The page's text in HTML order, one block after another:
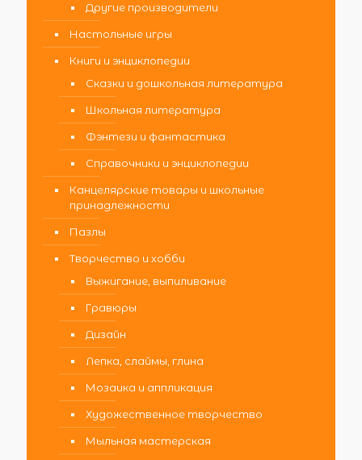
Другие производители
Настольные игры
Книги и энциклопедии
Сказки и дошкольная литература
Школьная литература
Фэнтези и фантастика
Справочники и энциклопедии
Канцелярские товары и школьные
принадлежности
Пазлы
Творчество и хобби
Выжигание, выпиливание
Гравюры
Дизайн
Лепка, слаймы, глина
Мозаика и аппликация
Художественное творчество
Мыльная мастерская